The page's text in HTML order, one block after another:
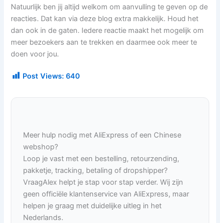
Natuurlijk ben jij altijd welkom om aanvulling te geven op de
reacties. Dat kan via deze blog extra makkelijk. Houd het
dan ook in de gaten. Iedere reactie maakt het mogelijk om
meer bezoekers aan te trekken en daarmee ook meer te
doen voor jou.
Post Views: 640
Meer hulp nodig met AliExpress of een Chinese
webshop?
Loop je vast met een bestelling, retourzending,
pakketje, tracking, betaling of dropshipper?
VraagAlex helpt je stap voor stap verder. Wij zijn
geen officiële klantenservice van AliExpress, maar
helpen je graag met duidelijke uitleg in het
Nederlands.